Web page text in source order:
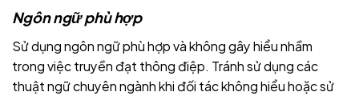
Ngôn ngữ phù hợp
Sử dụng ngôn ngữ phù hợp và không gây hiểu nhầm
trong việc truyền đạt thông điệp. Tránh sử dụng các
thuật ngữ chuyên ngành khi đối tác không hiểu hoặc sử